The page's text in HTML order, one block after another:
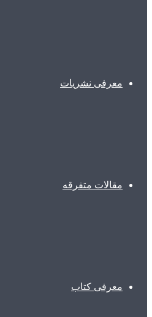
معرفی نشریات
مقالات متفرقه
معرفی کتاب